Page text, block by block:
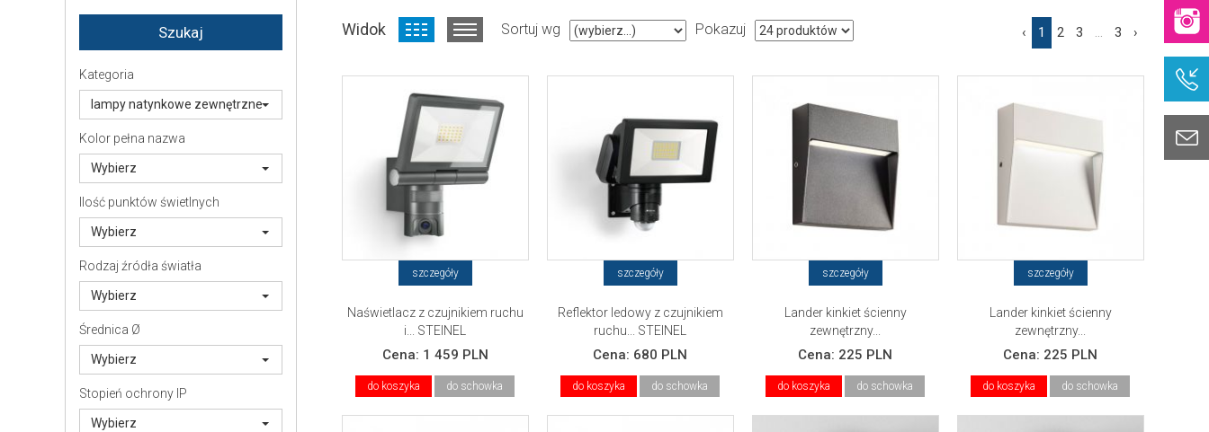
Kategoria
lampy natynkowe zewnętrzne
Kolor pełna nazwa
Wybierz
Ilość punktów świetlnych
Wybierz
Rodzaj źródła światła
Wybierz
Średnica Ø
Wybierz
Stopień ochrony IP
Wybierz
Widok Sortuj wg Pokazuj ‹ 1 2 3 ... 3 ›
szczegóły
Naświetlacz z czujnikiem ruchu
i... STEINEL
Cena: 1 459 PLN
do koszyka do schowka
szczegóły
Reflektor ledowy z czujnikiem
ruchu... STEINEL
Cena: 680 PLN
do koszyka do schowka
szczegóły
Lander kinkiet ścienny
zewnętrzny...
Cena: 225 PLN
do koszyka do schowka
szczegóły
Lander kinkiet ścienny
zewnętrzny...
Cena: 225 PLN
do koszyka do schowka